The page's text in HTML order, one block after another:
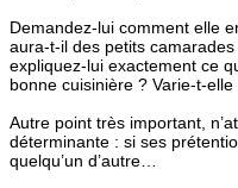
Demandez-lui comment elle
aura-t-il des petits
expliquez-lui exactement ce
bonne cuisinière ? Varie-t-
Autre point très important,
déterminante : si ses
quelqu’un d’autre…